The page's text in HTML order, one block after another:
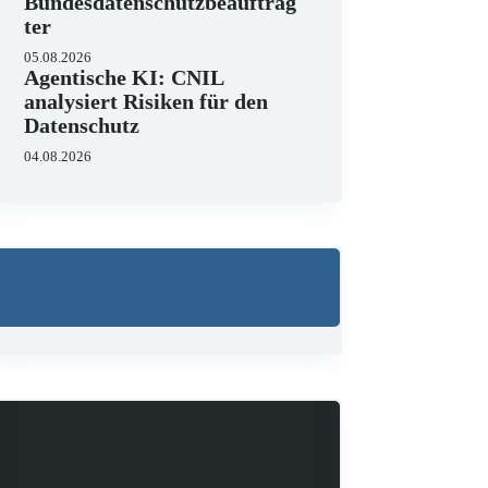
ter
05.08.2026
Agentische KI: CNIL
analysiert Risiken für den
Datenschutz
04.08.2026